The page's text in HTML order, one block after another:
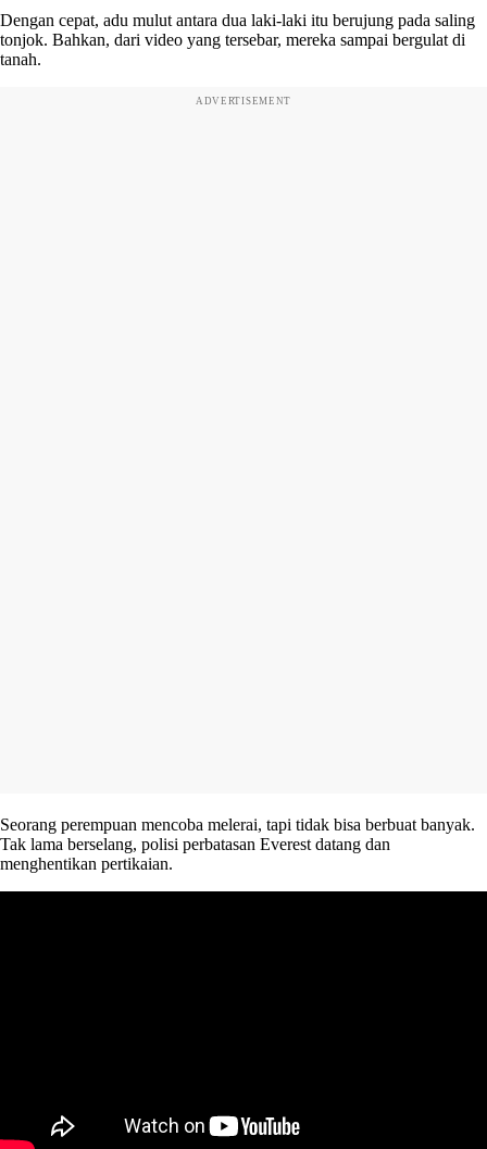
Dengan cepat, adu mulut antara dua laki-laki itu berujung pada saling
tonjok. Bahkan, dari video yang tersebar, mereka sampai bergulat di
tanah.
ADVERTISEMENT
Seorang perempuan mencoba melerai, tapi tidak bisa berbuat banyak.
Tak lama berselang, polisi perbatasan Everest datang dan
menghentikan pertikaian.